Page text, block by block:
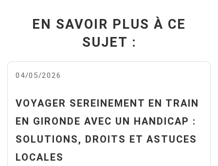
EN SAVOIR PLUS À CE
SUJET :
04/05/2026
VOYAGER SEREINEMENT EN TRAIN
EN GIRONDE AVEC UN HANDICAP :
SOLUTIONS, DROITS ET ASTUCES
LOCALES